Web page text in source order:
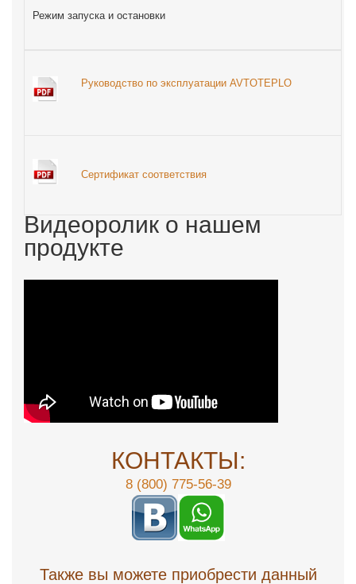
Режим запуска и остановки
Руководство по эксплуатации AVTOTEPLO
Сертификат соответствия
Видеоролик о нашем
продукте
КОНТАКТЫ:
8 (800) 775-56-39
Также вы можете приобрести данный